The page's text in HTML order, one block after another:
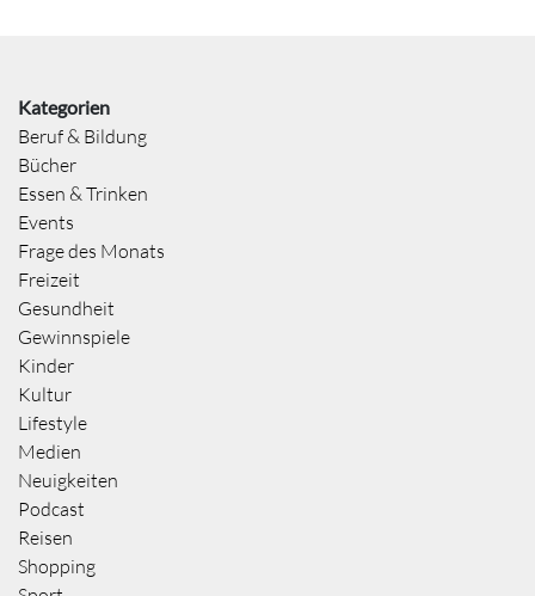
Kategorien
Beruf & Bildung
Bücher
Essen & Trinken
Events
Frage des Monats
Freizeit
Gesundheit
Gewinnspiele
Kinder
Kultur
Lifestyle
Medien
Neuigkeiten
Podcast
Reisen
Shopping